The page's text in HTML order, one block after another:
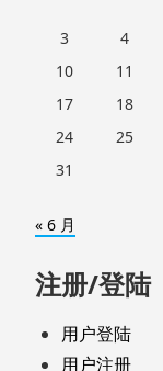
3
4
10
11
17
18
24
25
31
« 6 月
注册/登陆
用户登陆
用户注册